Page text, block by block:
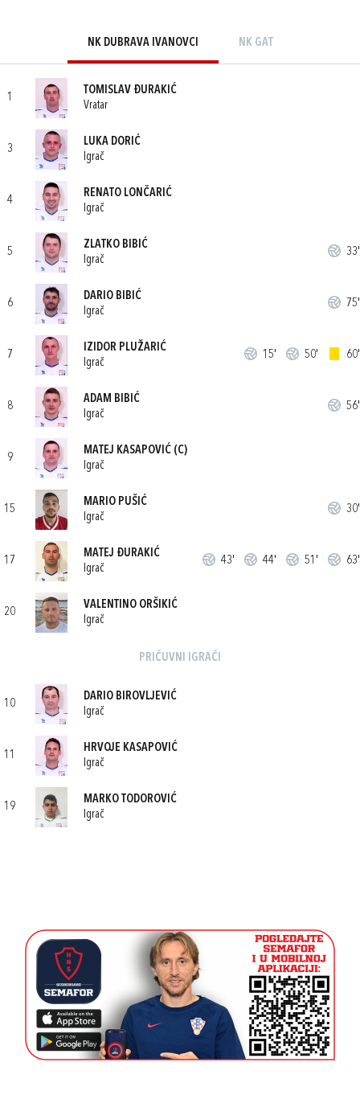
NK DUBRAVA IVANOVCI NK GAT
1
TOMISLAV ĐURAKIĆ
Vratar
3
LUKA DORIĆ
Igrač
4
RENATO LONČARIĆ
Igrač
5
ZLATKO BIBIĆ
Igrač
33'
6
DARIO BIBIĆ
Igrač
75'
7
IZIDOR PLUŽARIĆ
Igrač
15' 50' 60'
8
ADAM BIBIĆ
Igrač
56'
9
MATEJ KASAPOVIĆ (C)
Igrač
15
MARIO PUŠIĆ
Igrač
30'
17
MATEJ ĐURAKIĆ
Igrač
43' 44' 51' 63'
20
VALENTINO ORŠIKIĆ
Igrač
PRIČUVNI IGRAČI
10
DARIO BIROVLJEVIĆ
Igrač
11
HRVOJE KASAPOVIĆ
Igrač
19
MARKO TODOROVIĆ
Igrač